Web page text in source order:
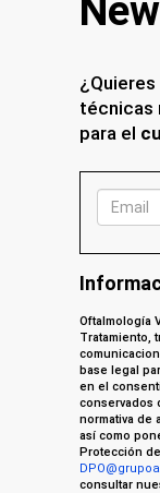
técnicas
para el
Oftalmología
Tratamiento,
base legal
en el
conservados
normativa de
así como
Protección
consultar